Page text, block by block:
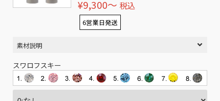
¥9,300〜 税込
6営業日発送
素材説明
スワロフスキー